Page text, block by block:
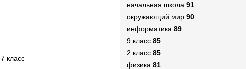
7 класс
начальная школа 91
окружающий мир 90
информатика 89
9 класс 85
2 класс 85
физика 81